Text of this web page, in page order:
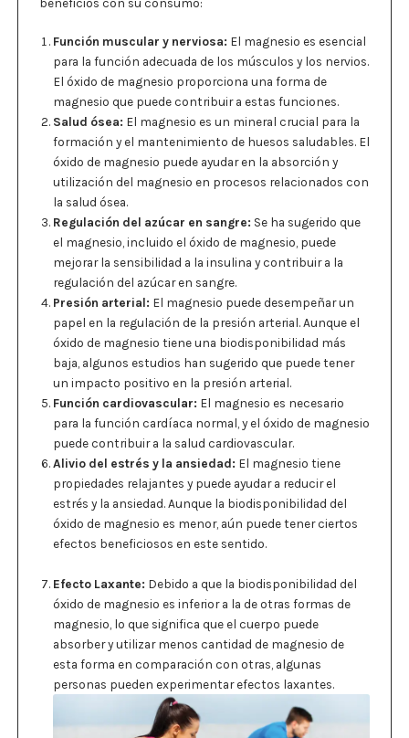
beneficios con su consumo:
Función muscular y nerviosa: El magnesio es esencial
para la función adecuada de los músculos y los nervios.
El óxido de magnesio proporciona una forma de
magnesio que puede contribuir a estas funciones.
Salud ósea: El magnesio es un mineral crucial para la
formación y el mantenimiento de huesos saludables. El
óxido de magnesio puede ayudar en la absorción y
utilización del magnesio en procesos relacionados con
la salud ósea.
Regulación del azúcar en sangre: Se ha sugerido que
el magnesio, incluido el óxido de magnesio, puede
mejorar la sensibilidad a la insulina y contribuir a la
regulación del azúcar en sangre.
Presión arterial: El magnesio puede desempeñar un
papel en la regulación de la presión arterial. Aunque el
óxido de magnesio tiene una biodisponibilidad más
baja, algunos estudios han sugerido que puede tener
un impacto positivo en la presión arterial.
Función cardiovascular: El magnesio es necesario
para la función cardíaca normal, y el óxido de magnesio
puede contribuir a la salud cardiovascular.
Alivio del estrés y la ansiedad: El magnesio tiene
propiedades relajantes y puede ayudar a reducir el
estrés y la ansiedad. Aunque la biodisponibilidad del
óxido de magnesio es menor, aún puede tener ciertos
efectos beneficiosos en este sentido.
Efecto Laxante: Debido a que la biodisponibilidad del
óxido de magnesio es inferior a la de otras formas de
magnesio, lo que significa que el cuerpo puede
absorber y utilizar menos cantidad de magnesio de
esta forma en comparación con otras, algunas
personas pueden experimentar efectos laxantes.